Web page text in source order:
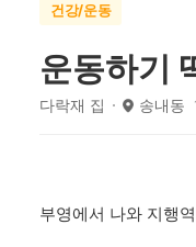
건강/운동
운동하기
다락재 집 송내동
부영에서 나와 지행